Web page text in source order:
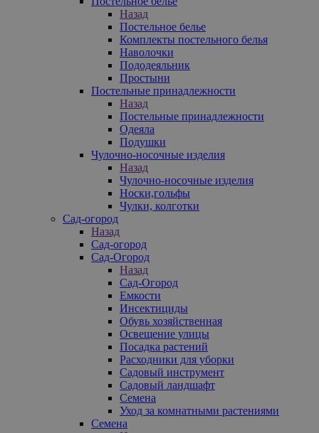
Назад
Постельное белье
Комплекты постельного белья
Наволочки
Пододеяльник
Простыни
Постельные принадлежности
Назад
Постельные принадлежности
Одеяла
Подушки
Чулочно-носочные изделия
Назад
Чулочно-носочные изделия
Носки,гольфы
Чулки, колготки
Сад-огород
Назад
Сад-огород
Сад-Огород
Назад
Сад-Огород
Емкости
Инсектициды
Обувь хозяйственная
Освещение улицы
Посадка растений
Расходники для уборки
Садовый инструмент
Садовый ландшафт
Семена
Уход за комнатными растениями
Семена